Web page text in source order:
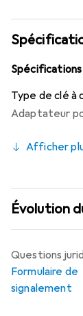
Type de clé à
Adaptateur
Afficher
Évolution
Questions
Formulaire de
signalement